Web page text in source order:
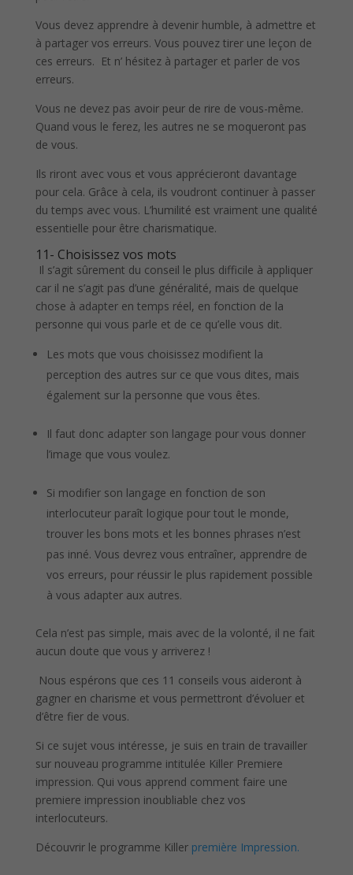
Vous devez apprendre à devenir humble, à admettre et
à partager vos erreurs. Vous pouvez tirer une leçon de
ces erreurs. Et n’ hésitez à partager et parler de vos
erreurs.
Vous ne devez pas avoir peur de rire de vous-même.
Quand vous le ferez, les autres ne se moqueront pas
de vous.
Ils riront avec vous et vous apprécieront davantage
pour cela. Grâce à cela, ils voudront continuer à passer
du temps avec vous. L’humilité est vraiment une qualité
essentielle pour être charismatique.
11- Choisissez vos mots
Il s’agit sûrement du conseil le plus difficile à appliquer
car il ne s’agit pas d’une généralité, mais de quelque
chose à adapter en temps réel, en fonction de la
personne qui vous parle et de ce qu’elle vous dit.
Les mots que vous choisissez modifient la
perception des autres sur ce que vous dites, mais
également sur la personne que vous êtes.
Il faut donc adapter son langage pour vous donner
l’image que vous voulez.
Si modifier son langage en fonction de son
interlocuteur paraît logique pour tout le monde,
trouver les bons mots et les bonnes phrases n’est
pas inné. Vous devrez vous entraîner, apprendre de
vos erreurs, pour réussir le plus rapidement possible
à vous adapter aux autres.
Cela n’est pas simple, mais avec de la volonté, il ne fait
aucun doute que vous y arriverez !
Nous espérons que ces 11 conseils vous aideront à
gagner en charisme et vous permettront d’évoluer et
d’être fier de vous.
Si ce sujet vous intéresse, je suis en train de travailler
sur nouveau programme intitulée Killer Premiere
impression. Qui vous apprend comment faire une
premiere impression inoubliable chez vos
interlocuteurs.
Découvrir le programme Killer première Impression.